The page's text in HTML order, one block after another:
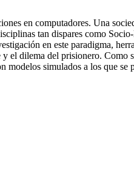
en computadores. Una
tan dispares como
en este paradigma,
el dilema del prisionero. Como
simulados a los que se